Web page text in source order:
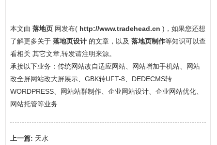
本文由 落地页 网发布( http://www.tradehead.cn )，如果您还想
了解更多关于 落地页设计 的文章，以及 落地页制作等知识可以查
看相关 其它文章,转发请注明来源。
承接以下业务：传统网站改自适应网站、网站增加手机站、网站
改全屏网站改大屏展示、GBK转UFT-8、DEDECMS转
WORDPRESS、网站站群制作、企业网站设计、企业网站优化、
网站托管等业务
上一篇: 天水